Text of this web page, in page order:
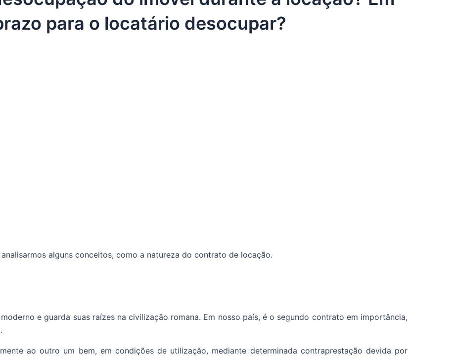
para o locatário desocupar?
alguns conceitos, como a natureza do contrato de locação.
e guarda suas raízes na civilização romana. Em nosso país, é o segundo contrato em importância,
ao outro um bem, em condições de utilização, mediante determinada contraprestação devida por